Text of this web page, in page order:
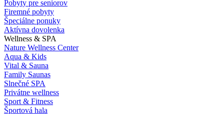
Pobyty pre seniorov
Firemné pobyty
Špeciálne ponuky
Aktívna dovolenka
Wellness & SPA
Nature Wellness Center
Aqua & Kids
Vital & Sauna
Family Saunas
Slnečné SPA
Privátne wellness
Sport & Fitness
Športová hala